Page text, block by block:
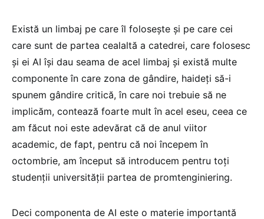
Există un limbaj pe care îl folosește și pe care cei
care sunt de partea cealaltă a catedrei, care folosesc
și ei AI își dau seama de acel limbaj și există multe
componente în care zona de gândire, haideți să-i
spunem gândire critică, în care noi trebuie să ne
implicăm, contează foarte mult în acel eseu, ceea ce
am făcut noi este adevărat că de anul viitor
academic, de fapt, pentru că noi începem în
octombrie, am început să introducem pentru toți
studenții universității partea de promtenginiering.
Deci componenta de AI este o materie importantă